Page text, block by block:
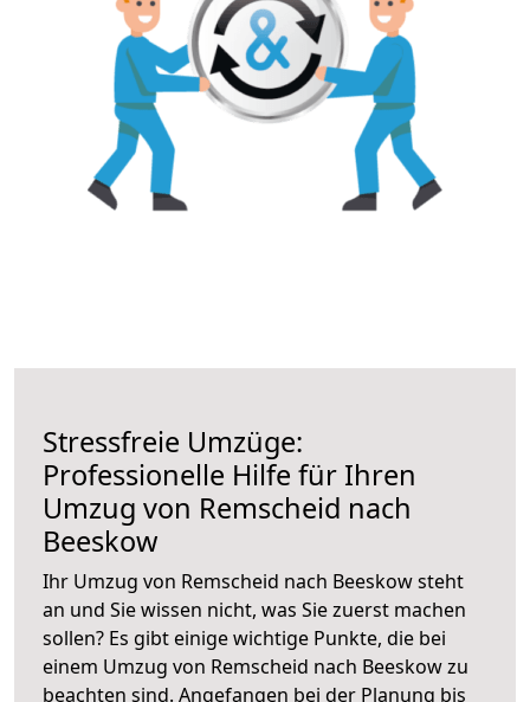
Stressfreie Umzüge:
Professionelle Hilfe für Ihren
Umzug von Remscheid nach
Beeskow
Ihr Umzug von Remscheid nach Beeskow steht
an und Sie wissen nicht, was Sie zuerst machen
sollen? Es gibt einige wichtige Punkte, die bei
einem Umzug von Remscheid nach Beeskow zu
beachten sind. Angefangen bei der Planung bis